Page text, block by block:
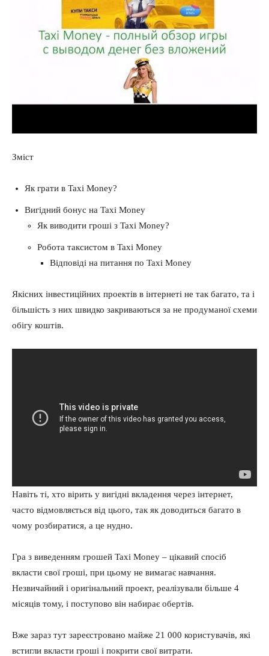
Інвестиції
Зміст
Як грати в Taxi Money?
Вигідний бонус на Taxi Money
Як виводити гроші з Taxi Money?
Робота таксистом в Taxi Money
Відповіді на питання по Taxi Money
Якісних інвестиційних проектів в інтернеті не так багато, та і
більшість з них швидко закриваються за не продуманої схеми
обігу коштів.
Навіть ті, хто вірить у вигідні вкладення через інтернет,
часто відмовляється від цього, так як доводиться багато в
чому розбиратися, а це нудно.
Гра з виведенням грошей Taxi Money – цікавий спосіб
вкласти свої гроші, при цьому не вимагає навчання.
Незвичайний і оригінальний проект, реалізували більше 4
місяців тому, і поступово він набирає обертів.
Вже зараз тут зареєстровано майже 21 000 користувачів, які
встигли вкласти гроші і покрити свої витрати.